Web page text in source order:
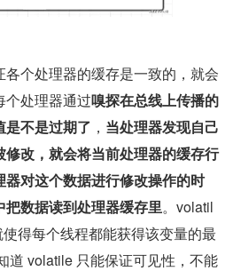
个处理器的缓存是一致的，就会
个处理器通过嗅探在总线上传播的
是不是过期了 ， 当处理器发现自己
改，就会将当前处理器的缓存行
对这个数据进行修改操作的时
数据读到处理器缓存里。volatil
得每个线程都能获得该变量的最
道 volatile 只能保证可见性，不能